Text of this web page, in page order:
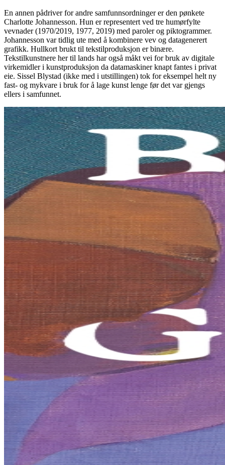
En annen pådriver for andre samfunnsordninger er den pønkete
Charlotte Johannesson. Hun er representert ved tre humørfylte
vevnader (1970/2019, 1977, 2019) med paroler og piktogrammer.
Johannesson var tidlig ute med å kombinere vev og datagenerert
grafikk. Hullkort brukt til tekstilproduksjon er binære.
Tekstilkunstnere her til lands har også måkt vei for bruk av digitale
virkemidler i kunstproduksjon da datamaskiner knapt fantes i privat
eie. Sissel Blystad (ikke med i utstillingen) tok for eksempel helt ny
fast- og mykvare i bruk for å lage kunst lenge før det var gjengs
ellers i samfunnet.